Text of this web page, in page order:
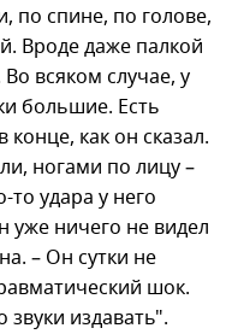
по спине, по голове,
Вроде даже палкой
всяком случае, у
большие. Есть
как он сказал.
ногами по лицу –
удара у него
уже ничего не видел
– Он сутки не
шок.
звуки издавать".